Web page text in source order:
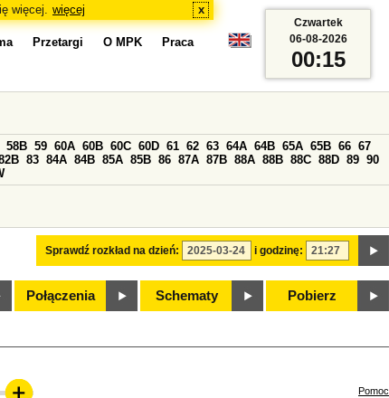
więcej. więcej x
Przetargi O MPK Praca
Sprawdź rozkład na dzień: i godzinę:
58B 59 60A 60B 60C 60D 61 62 63 64A 64B 65A 65B 66 67
83 84A 84B 85A 85B 86 87A 87B 88A 88B 88C 88D 89 90
Połączenia Schematy Pobierz
Czwartek
06-08-2026
00:15
Pomoc